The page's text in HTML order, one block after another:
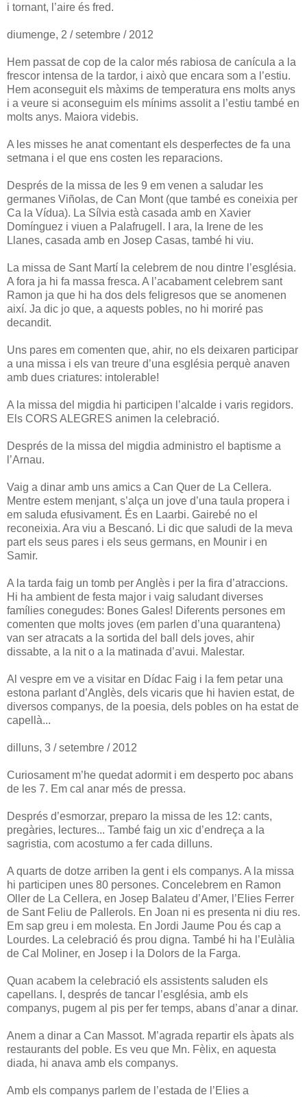
i tornant, l’aire és fred.
diumenge, 2 / setembre / 2012
Hem passat de cop de la calor més rabiosa de canícula a la
frescor intensa de la tardor, i això que encara som a l’estiu.
Hem aconseguit els màxims de temperatura ens molts anys
i a veure si aconseguim els mínims assolit a l’estiu també en
molts anys. Maiora videbis.
A les misses he anat comentant els desperfectes de fa una
setmana i el que ens costen les reparacions.
Després de la missa de les 9 em venen a saludar les
germanes Viñolas, de Can Mont (que també es coneixia per
Ca la Vídua). La Sílvia està casada amb en Xavier
Domínguez i viuen a Palafrugell. I ara, la Irene de les
Llanes, casada amb en Josep Casas, també hi viu.
La missa de Sant Martí la celebrem de nou dintre l’església.
A fora ja hi fa massa fresca. A l’acabament celebrem sant
Ramon ja que hi ha dos dels feligresos que se anomenen
així. Ja dic jo que, a aquests pobles, no hi moriré pas
decandit.
Uns pares em comenten que, ahir, no els deixaren participar
a una missa i els van treure d’una església perquè anaven
amb dues criatures: intolerable!
A la missa del migdia hi participen l’alcalde i varis regidors.
Els CORS ALEGRES animen la celebració.
Després de la missa del migdia administro el baptisme a
l’Arnau.
Vaig a dinar amb uns amics a Can Quer de La Cellera.
Mentre estem menjant, s’alça un jove d’una taula propera i
em saluda efusivament. És en Laarbi. Gairebé no el
reconeixia. Ara viu a Bescanó. Li dic que saludi de la meva
part els seus pares i els seus germans, en Mounir i en
Samir.
A la tarda faig un tomb per Anglès i per la fira d’atraccions.
Hi ha ambient de festa major i vaig saludant diverses
famílies conegudes: Bones Gales! Diferents persones em
comenten que molts joves (em parlen d’una quarantena)
van ser atracats a la sortida del ball dels joves, ahir
dissabte, a la nit o a la matinada d’avui. Malestar.
Al vespre em ve a visitar en Dídac Faig i la fem petar una
estona parlant d’Anglès, dels vicaris que hi havien estat, de
diversos companys, de la poesia, dels pobles on ha estat de
capellà...
dilluns, 3 / setembre / 2012
Curiosament m’he quedat adormit i em desperto poc abans
de les 7. Em cal anar més de pressa.
Després d’esmorzar, preparo la missa de les 12: cants,
pregàries, lectures... També faig un xic d’endreça a la
sagristia, com acostumo a fer cada dilluns.
A quarts de dotze arriben la gent i els companys. A la missa
hi participen unes 80 persones. Concelebrem en Ramon
Oller de La Cellera, en Josep Balateu d’Amer, l’Elies Ferrer
de Sant Feliu de Pallerols. En Joan ni es presenta ni diu res.
Em sap greu i em molesta. En Jordi Jaume Pou és cap a
Lourdes. La celebració és prou digna. També hi ha l’Eulàlia
de Cal Moliner, en Josep i la Dolors de la Farga.
Quan acabem la celebració els assistents saluden els
capellans. I, després de tancar l’església, amb els
companys, pugem al pis per fer temps, abans d’anar a dinar.
Anem a dinar a Can Massot. M’agrada repartir els àpats als
restaurants del poble. Es veu que Mn. Fèlix, en aquesta
diada, hi anava amb els companys.
Amb els companys parlem de l’estada de l’Elies a